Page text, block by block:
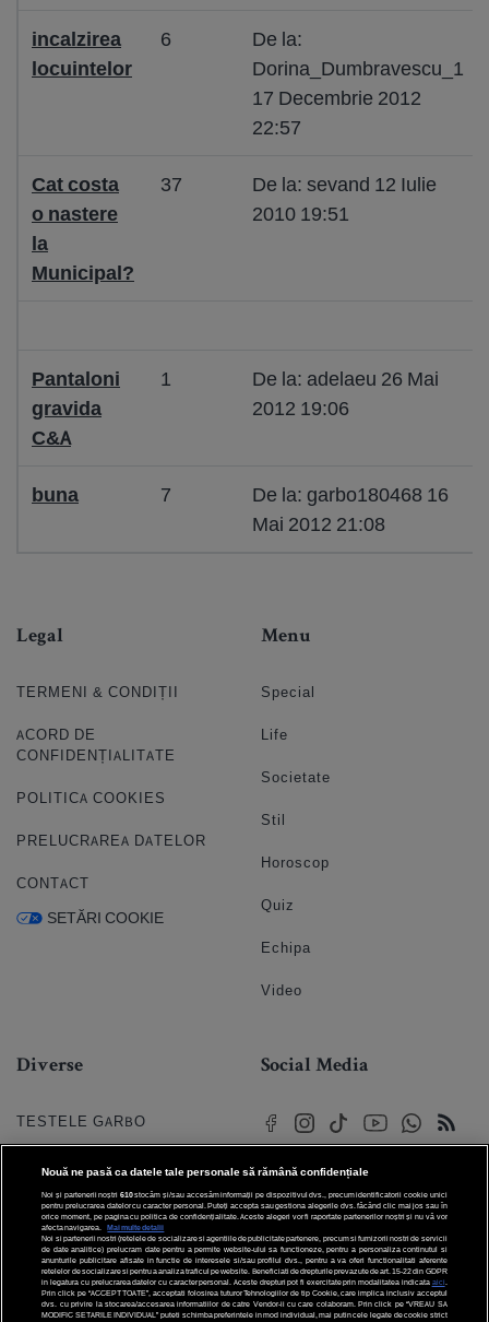
incalzirea
locuintelor
6
De la:
Dorina_Dumbravescu_1
17 Decembrie 2012
22:57
Cat costa
o nastere
la
Municipal?
37
De la: sevand 12 Iulie
2010 19:51
Pantaloni
gravida
C&A
1
De la: adelaeu 26 Mai
2012 19:06
buna 7
De la: garbo180468 16
Mai 2012 21:08
Legal
TERMENI & CONDIȚII
ACORD DE
CONFIDENȚIALITATE
POLITICA COOKIES
PRELUCRAREA DATELOR
CONTACT
SETĂRI COOKIE
Menu
Special
Life
Societate
Stil
Horoscop
Quiz
Echipa
Video
Diverse
TESTELE GARBO
HOROSCOP
HOROSCOPUL IUBIRII
FORUMURI
TRATAMENTE NATURISTE
Social Media
© 2026 Internet Corp SRL
Toate drepturile rezervate
Nouă ne pasă ca datele tale personale să rămână confidențiale
Noi și partenerii noștri 610stocăm și/sau accesăm informații pe dispozitivul dvs., precum identificatorii cookie unici
pentru prelucrarea datelor cu caracter personal. Puteți accepta sau gestiona alegerile dvs. făcând clic mai jos sau în
orice moment, pe pagina cu politica de confidențialitate. Aceste alegeri vor fi raportate partenerilor noștri și nu vă vor
afecta navigarea.
Mai multe detalii
Noi si partenerii nostri (retelele de socializare si agentiile de publicitate partenere, precum si furnizorii nostri de servicii
de date analitice) prelucram date pentru a permite website-ului sa functioneze, pentru a personaliza continutul si
anunturile publicitare afisate in functie de interesele si/sau profilul dvs., pentru a va oferi functionalitati aferente
retelelor de socializare si pentru a analiza traficul pe website. Beneficiati de drepturile prevazute de art. 15-22 din GDPR
in legatura cu prelucrarea datelor cu caracter personal. Aceste drepturi pot fi exercitate prin modalitatea indicata aici
Prin click pe “ACCEPT TOATE”, acceptati folosirea tuturor Tehnologiilor de tip Cookie, care implica inclusiv acceptul
dvs. cu privire la stocarea/accesarea informatiilor de catre Vendor-ii cu care colaboram. Prin click pe “VREAU SA
MODIFIC SETARILE INDIVIDUAL” puteti schimba preferintele in mod individual, mai putin cele legate de cookie strict